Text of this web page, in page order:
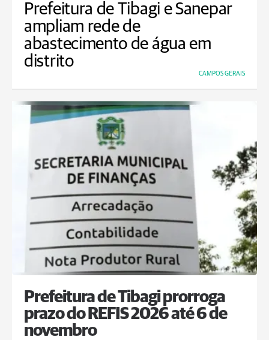
Prefeitura de Tibagi e Sanepar
ampliam rede de
abastecimento de água em
distrito
CAMPOS GERAIS
Prefeitura de Tibagi prorroga
prazo do REFIS 2026 até 6 de
novembro